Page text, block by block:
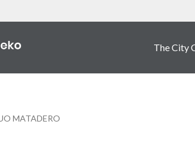
The City
MATADERO